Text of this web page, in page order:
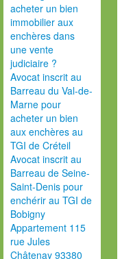
acheter un bien
immobilier aux
enchères dans
une vente
judiciaire ?
Avocat inscrit au
Barreau du Val-de-
Marne pour
acheter un bien
aux enchères au
TGI de Créteil
Avocat inscrit au
Barreau de Seine-
Saint-Denis pour
enchérir au TGI de
Bobigny
Appartement 115
rue Jules
Châtenay 93380